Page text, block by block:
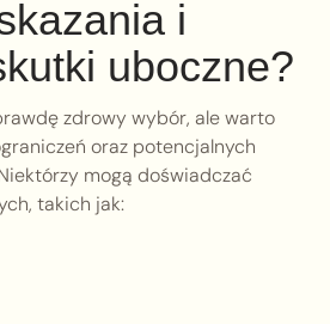
i
uboczne?
zdrowy wybór, ale warto
oraz potencjalnych
mogą doświadczać
takich jak: